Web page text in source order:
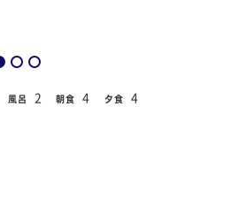
風呂 2 朝食 4 夕食 4